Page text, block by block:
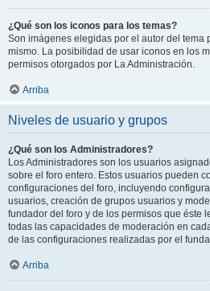
¿Qué son los iconos para los temas?
Son imágenes elegidas por el autor del tema
mismo. La posibilidad de usar iconos en los
permisos otorgados por La Administración.
Arriba
Niveles de usuario y grupos
¿Qué son los Administradores?
Los Administradores son los usuarios
sobre el foro entero. Estos usuarios pueden
configuraciones del foro, incluyendo
usuarios, creación de grupos usuarios y
fundador del foro y de los permisos que éste
todas las capacidades de moderación en
de las configuraciones realizadas por el
Arriba